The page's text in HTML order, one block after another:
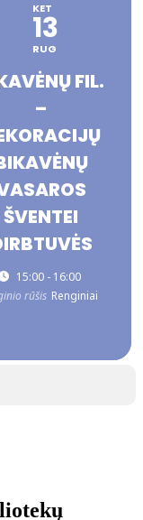
KET
13
RUG
FIL.
–
ŠVENTEI
15:00 - 16:00
rūšis Renginiai